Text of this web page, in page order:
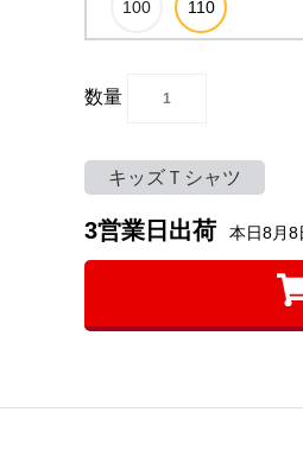
数量
キッズＴシャツ
3営業日出荷 本日8月8